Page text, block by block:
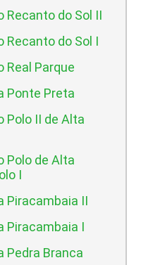
Recanto do Sol II
Recanto do Sol I
Real Parque
Ponte Preta
Polo II de Alta
Polo de Alta
I
Piracambaia II
Piracambaia I
Pedra Branca